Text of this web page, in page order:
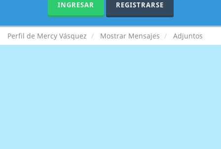
INGRESAR REGISTRARSE
Perfil de Mercy Vásquez Mostrar Mensajes Adjuntos